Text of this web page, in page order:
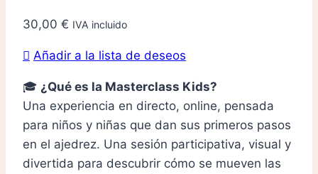
30,00 € IVA incluido
Añadir a la lista de deseos
🎓 ¿Qué es la Masterclass Kids?
Una experiencia en directo, online, pensada
para niños y niñas que dan sus primeros pasos
en el ajedrez. Una sesión participativa, visual y
divertida para descubrir cómo se mueven las